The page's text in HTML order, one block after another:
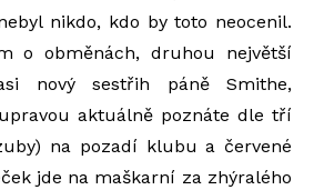
nikdo, kdo by toto neocenil.
o obměnách, druhou největší
nový sestřih páně Smithe,
aktuálně poznáte dle tří
na pozadí klubu a červené
jde na maškarní za zhýralého